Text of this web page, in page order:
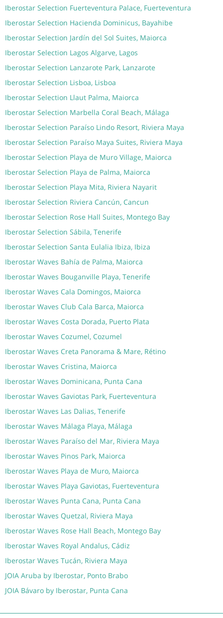
Iberostar Selection Fuerteventura Palace, Fuerteventura
Iberostar Selection Hacienda Dominicus, Bayahibe
Iberostar Selection Jardín del Sol Suites, Maiorca
Iberostar Selection Lagos Algarve, Lagos
Iberostar Selection Lanzarote Park, Lanzarote
Iberostar Selection Lisboa, Lisboa
Iberostar Selection Llaut Palma, Maiorca
Iberostar Selection Marbella Coral Beach, Málaga
Iberostar Selection Paraíso Lindo Resort, Riviera Maya
Iberostar Selection Paraíso Maya Suites, Riviera Maya
Iberostar Selection Playa de Muro Village, Maiorca
Iberostar Selection Playa de Palma, Maiorca
Iberostar Selection Playa Mita, Riviera Nayarit
Iberostar Selection Riviera Cancún, Cancun
Iberostar Selection Rose Hall Suites, Montego Bay
Iberostar Selection Sábila, Tenerife
Iberostar Selection Santa Eulalia Ibiza, Ibiza
Iberostar Waves Bahía de Palma, Maiorca
Iberostar Waves Bouganville Playa, Tenerife
Iberostar Waves Cala Domingos, Maiorca
Iberostar Waves Club Cala Barca, Maiorca
Iberostar Waves Costa Dorada, Puerto Plata
Iberostar Waves Cozumel, Cozumel
Iberostar Waves Creta Panorama & Mare, Rétino
Iberostar Waves Cristina, Maiorca
Iberostar Waves Dominicana, Punta Cana
Iberostar Waves Gaviotas Park, Fuerteventura
Iberostar Waves Las Dalias, Tenerife
Iberostar Waves Málaga Playa, Málaga
Iberostar Waves Paraíso del Mar, Riviera Maya
Iberostar Waves Pinos Park, Maiorca
Iberostar Waves Playa de Muro, Maiorca
Iberostar Waves Playa Gaviotas, Fuerteventura
Iberostar Waves Punta Cana, Punta Cana
Iberostar Waves Quetzal, Riviera Maya
Iberostar Waves Rose Hall Beach, Montego Bay
Iberostar Waves Royal Andalus, Cádiz
Iberostar Waves Tucán, Riviera Maya
JOIA Aruba by Iberostar, Ponto Brabo
JOIA Bávaro by Iberostar, Punta Cana